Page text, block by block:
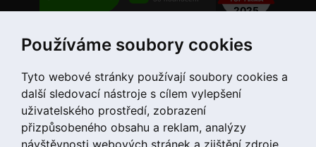
Používáme soubory cookies
Tyto webové stránky používají soubory cookies a
další sledovací nástroje s cílem vylepšení
uživatelského prostředí, zobrazení
přizpůsobeného obsahu a reklam, analýzy
návštěvnosti webových stránek a zjištění zdroje
+420 775 55 66 99